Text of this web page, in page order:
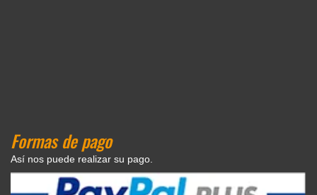
Formas de pago
Así nos puede realizar su pago.